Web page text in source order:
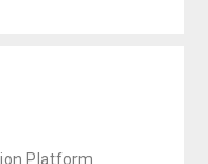
Platform